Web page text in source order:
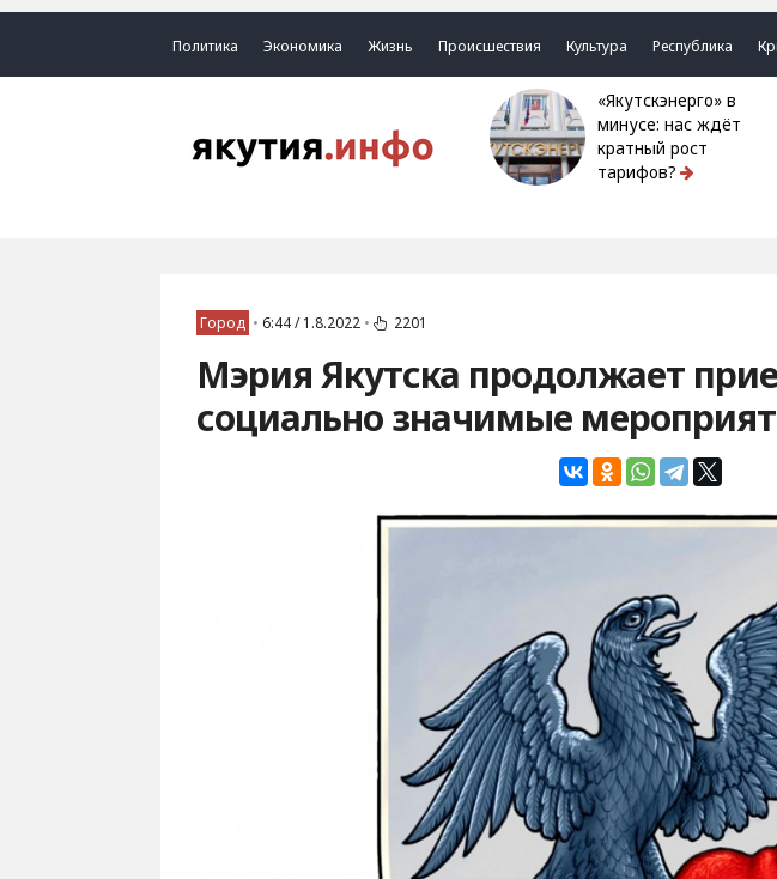
Политика Экономика Жизнь Происшествия Культура Республика
«Якутскэнерго» в
минусе: нас ждёт
кратный рост
тарифов?
Город • 6:44 / 1.8.2022 • 2201
Мэрия Якутска продолжает
социально значимые